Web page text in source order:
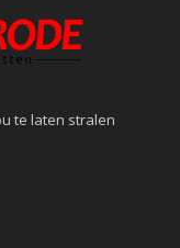
te laten stralen